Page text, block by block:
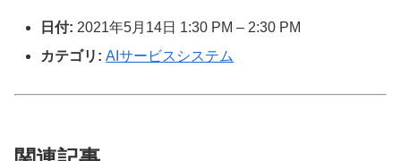
日付: 2021年5月14日 1:30 PM –2:30 PM
カテゴリ: AIサービスシステム